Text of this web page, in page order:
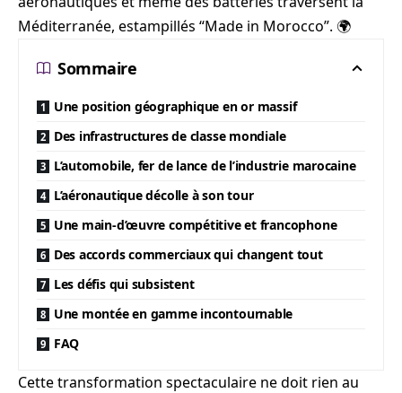
Méditerranée, estampillés “Made in Morocco”. 🌍
Sommaire
Une position géographique en or massif
Des infrastructures de classe mondiale
L’automobile, fer de lance de l’industrie marocaine
L’aéronautique décolle à son tour
Une main-d’œuvre compétitive et francophone
Des accords commerciaux qui changent tout
Les défis qui subsistent
Une montée en gamme incontournable
FAQ
Cette transformation spectaculaire ne doit rien au